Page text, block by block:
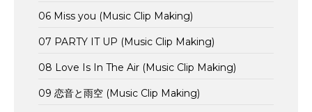
06 Miss you (Music Clip Making)
07 PARTY IT UP (Music Clip Making)
08 Love Is In The Air (Music Clip Making)
09 恋音と雨空 (Music Clip Making)